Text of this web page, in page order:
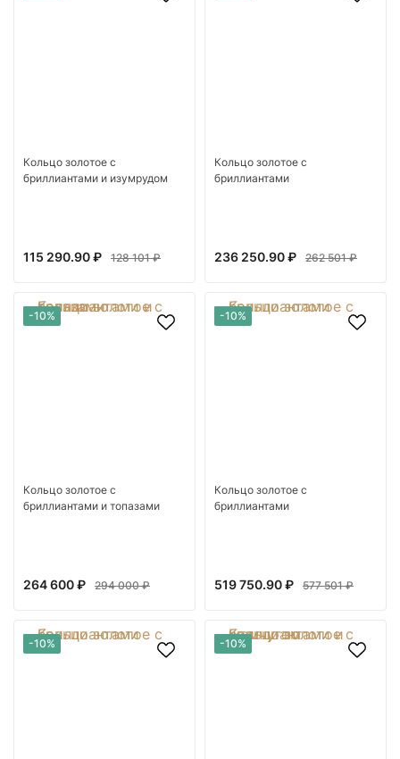
Кольцо золотое с
бриллиантами и изумрудом
115 290.90 ₽ 128 101 ₽
Кольцо золотое с
бриллиантами
236 250.90 ₽ 262 501 ₽
-10%
Кольцо золотое с
бриллиантами и топазами
264 600 ₽ 294 000 ₽
-10%
Кольцо золотое с
бриллиантами
519 750.90 ₽ 577 501 ₽
-10% -10%